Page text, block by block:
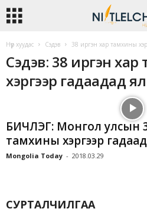
Нүүр хуудас Сэдэв 38 иргэн хар тамхины
Сэдэв: 38 иргэн
хэргээр гадаадад
БИЧЛЭГ: Монгол улсын
тамхины хэргээр
Mongolia Today - 2018.03.29
СУРТАЛЧИЛГАА